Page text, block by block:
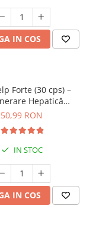
IN COS
Forte (30 cps) –
Hepatică
Detoxifiere și
50,99 RON
IN STOC
IN COS